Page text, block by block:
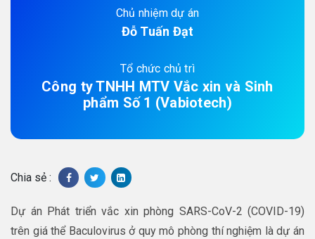
Chủ nhiệm dự án
Đỗ Tuấn Đạt
Tổ chức chủ trì
Công ty TNHH MTV Vắc xin và Sinh
phẩm Số 1 (Vabiotech)
Chia sẻ :
Dự án Phát triển vắc xin phòng SARS-CoV-2 (COVID-19)
trên giá thể Baculovirus ở quy mô phòng thí nghiệm là dự án